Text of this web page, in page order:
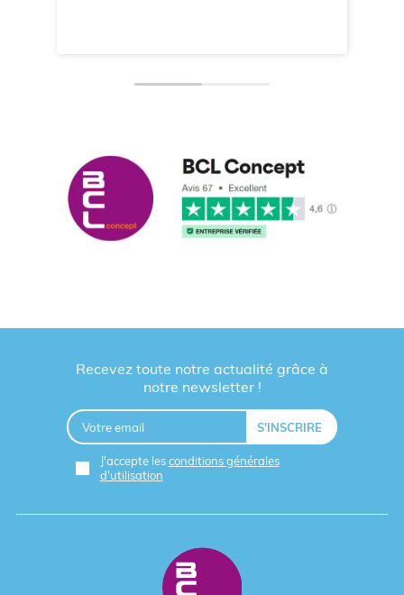
Recevez toute notre actualité grâce à
notre newsletter !
J'accepte lesconditions générales
d'utilisation